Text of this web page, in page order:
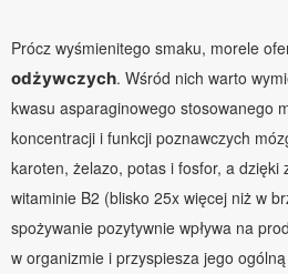
Prócz wyśmienitego smaku, morele
odżywczych. Wśród nich warto
kwasu asparaginowego stosowanego
koncentracji i funkcji poznawczych
karoten, żelazo, potas i fosfor, a dzięki
witaminie B2 (blisko 25x więcej niż w
spożywanie pozytywnie wpływa na
w organizmie i przyspiesza jego